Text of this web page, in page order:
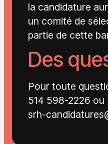
la candidature
un comité de
partie de cette
Des
Pour toute
514 598-2226 ou
srh-